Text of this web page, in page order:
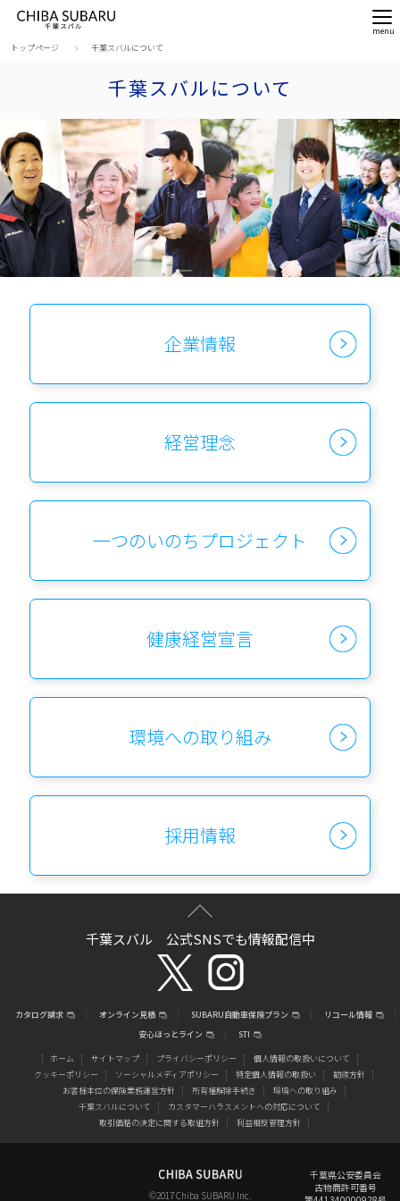
トップページ 千葉スバルについて
千葉スバルについて
企業情報
経営理念
一つのいのちプロジェクト
健康経営宣言
環境への取り組み
採用情報
千葉スバル 公式SNSでも情報配信中
カタログ請求 オンライン見積 SUBARU自動車保険プラン
リコール情報
安心ほっとライン
STI
ホーム サイトマップ プライバシーポリシー
個人情報の取扱いについて
クッキーポリシー
ソーシャルメディアポリシー 特定個人情報の取扱い
勧誘方針
お客様本位の保険業務運営方針
所有権解除手続き
環境への取り組み
千葉スバルについて
カスタマーハラスメントへの対応について
取引価格の決定に関する取組方針
利益相反管理方針
千葉県公安委員会
古物商許可番号
©2017 Chiba SUBARU Inc.